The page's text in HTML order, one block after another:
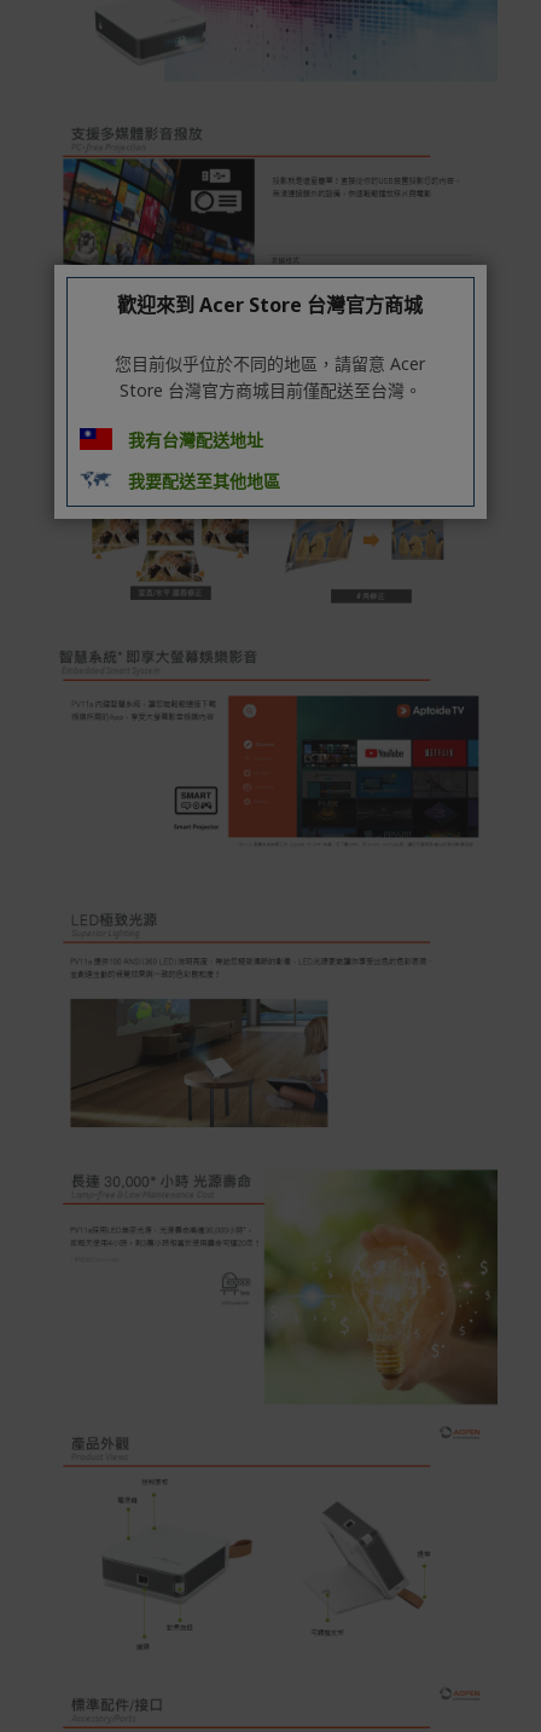
歡迎來到 Acer Store 台灣官方商城
您目前似乎位於不同的地區，請留意 Acer
Store 台灣官方商城目前僅配送至台灣。
我有台灣配送地址
我要配送至其他地區